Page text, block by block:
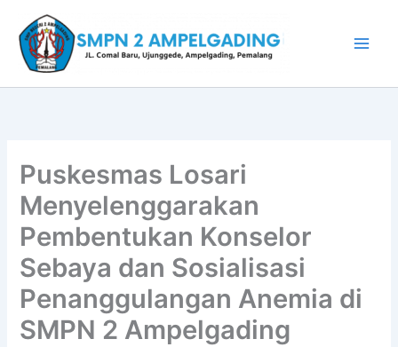
konten
Puskesmas Losari
Menyelenggarakan
Pembentukan Konselor
Sebaya dan Sosialisasi
Penanggulangan Anemia di
SMPN 2 Ampelgading